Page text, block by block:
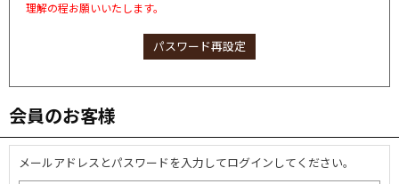
理解の程お願いいたします。
パスワード再設定
会員のお客様
メールアドレスとパスワードを入力してログインしてください。